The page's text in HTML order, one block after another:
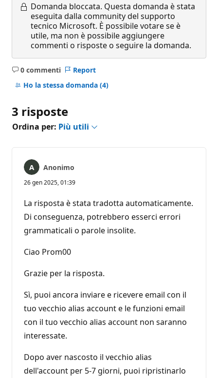
Domanda bloccata. Questa domanda è stata
eseguita dalla community del supporto
tecnico Microsoft. È possibile votare se è
utile, ma non è possibile aggiungere
commenti o risposte o seguire la domanda.
0 commenti
Nessun
commento
Report
Ho la stessa domanda (4)
3 risposte
Ordina per: Più utili
Anonimo
26 gen 2025, 01:39
La risposta è stata tradotta automaticamente.
Di conseguenza, potrebbero esserci errori
grammaticali o parole insolite.
Ciao Prom00
Grazie per la risposta.
Sì, puoi ancora inviare e ricevere email con il
tuo vecchio alias account e le funzioni email
con il tuo vecchio alias account non saranno
interessate.
Dopo aver nascosto il vecchio alias
dell'account per 5-7 giorni, puoi ripristinarlo